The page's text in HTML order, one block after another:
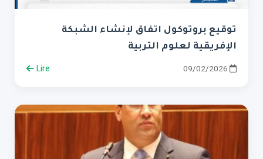
توقيع بروتوكول اتفاق لإنشاء الشبكة
الإفريقية لعلوم التربية
09/02/2026
Lire